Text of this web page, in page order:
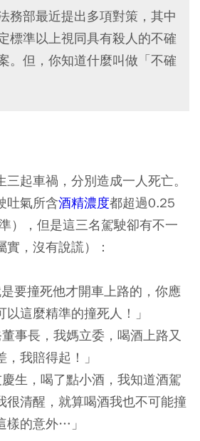
務部最近提出多項對策，其中
標準以上視同具有殺人的不確
。但，你知道什麼叫做「不確
三起車禍，分別造成一人死亡。
吐氣所含酒精濃度都超過0.25
），但是這三名駕駛卻有不一
，沒有說謊）：
要撞死他才開車上路的，你應
以這麼精準的撞死人！」
事長，我媽立委，喝酒上路又
我賠得起！」
生，喝了點小酒，我知道酒駕
很清醒，就算喝酒我也不可能撞
樣的意外…」